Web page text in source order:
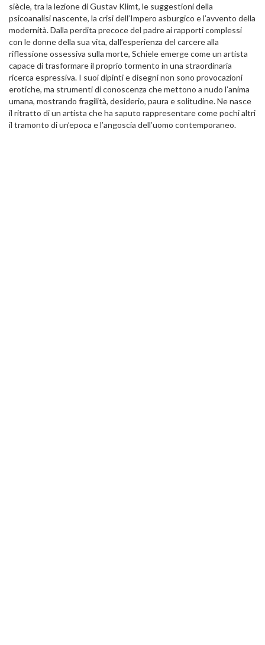
siècle, tra la lezione di Gustav Klimt, le suggestioni della
psicoanalisi nascente, la crisi dell’Impero asburgico e l’avvento della
modernità. Dalla perdita precoce del padre ai rapporti complessi
con le donne della sua vita, dall’esperienza del carcere alla
riflessione ossessiva sulla morte, Schiele emerge come un artista
capace di trasformare il proprio tormento in una straordinaria
ricerca espressiva. I suoi dipinti e disegni non sono provocazioni
erotiche, ma strumenti di conoscenza che mettono a nudo l’anima
umana, mostrando fragilità, desiderio, paura e solitudine. Ne nasce
il ritratto di un artista che ha saputo rappresentare come pochi altri
il tramonto di un’epoca e l’angoscia dell’uomo contemporaneo.